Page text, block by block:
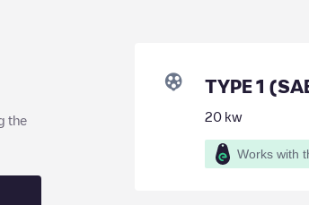
the
TYPE 1
20kw
Works with